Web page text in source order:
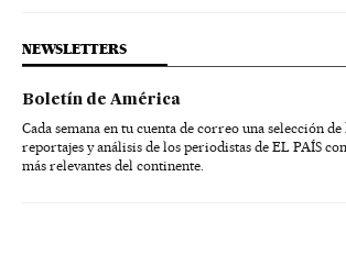
NEWSLETTERS
Boletín de América
Cada semana en tu cuenta de correo una selección
reportajes y análisis de los periodistas de EL PAÍS
más relevantes del continente.